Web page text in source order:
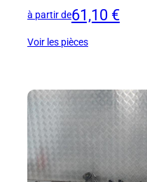
à partir de61,10 €
Voir les pièces